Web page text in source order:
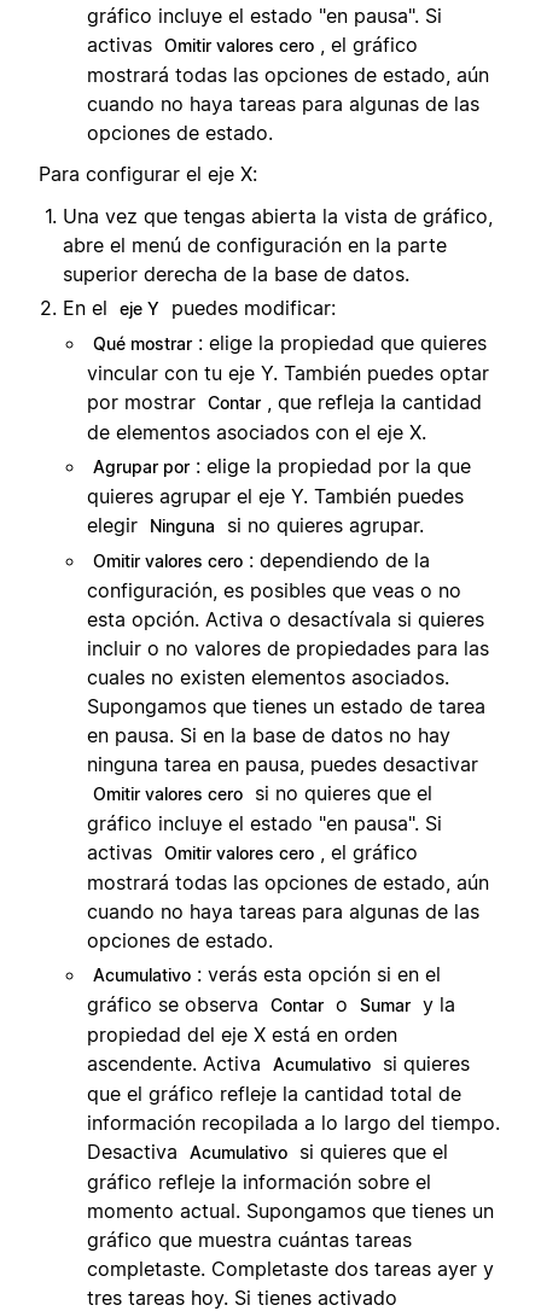
gráfico incluye el estado "en pausa". Si
activas Omitir valores cero , el gráfico
mostrará todas las opciones de estado, aún
cuando no haya tareas para algunas de las
opciones de estado.
Para configurar el eje X:
Una vez que tengas abierta la vista de gráfico,
abre el menú de configuración en la parte
superior derecha de la base de datos.
En el
eje Y puedes modificar:
Qué mostrar : elige la propiedad que quieres
vincular con tu eje Y. También puedes optar
por mostrar Contar
, que refleja la cantidad
de elementos asociados con el eje X.
Agrupar por : elige la propiedad por la que
quieres agrupar el eje Y. También puedes
elegir
Ninguna si no quieres agrupar.
Omitir valores cero : dependiendo de la
configuración, es posibles que veas o no
esta opción. Activa o desactívala si quieres
incluir o no valores de propiedades para las
cuales no existen elementos asociados.
Supongamos que tienes un estado de tarea
en pausa. Si en la base de datos no hay
ninguna tarea en pausa, puedes desactivar
Omitir valores cero
si no quieres que el
gráfico incluye el estado "en pausa". Si
activas Omitir valores cero
, el gráfico
mostrará todas las opciones de estado, aún
cuando no haya tareas para algunas de las
opciones de estado.
Acumulativo : verás esta opción si en el
gráfico se observa
Contar o Sumar y la
propiedad del eje X está en orden
ascendente. Activa
Acumulativo
si quieres
que el gráfico refleje la cantidad total de
información recopilada a lo largo del tiempo.
Desactiva
Acumulativo
si quieres que el
gráfico refleje la información sobre el
momento actual. Supongamos que tienes un
gráfico que muestra cuántas tareas
completaste. Completaste dos tareas ayer y
tres tareas hoy. Si tienes activado